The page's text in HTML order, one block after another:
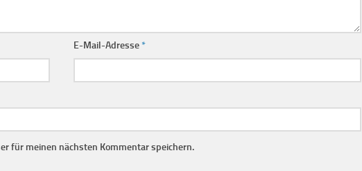
E-Mail-Adresse*
für meinen nächsten Kommentar speichern.